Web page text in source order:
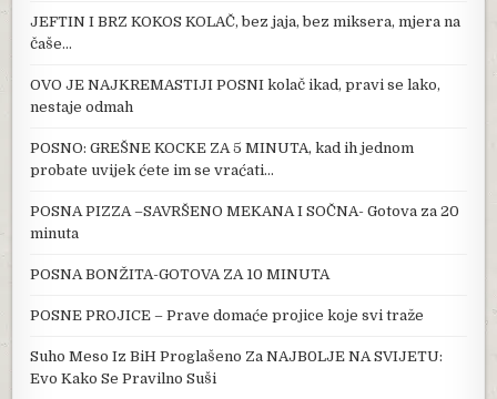
JEFTIN I BRZ KOKOS KOLAČ, bez jaja, bez miksera, mjera na
čaše…
OVO JE NAJKREMASTIJI POSNI kolač ikad, pravi se lako,
nestaje odmah
POSNO: GREŠNE KOCKE ZA 5 MINUTA, kad ih jednom
probate uvijek ćete im se vraćati…
POSNA PIZZA –SAVRŠENO MEKANA I SOČNA- Gotova za 20
minuta
POSNA BONŽITA-GOTOVA ZA 10 MINUTA
POSNE PROJICE – Prave domaće projice koje svi traže
Suho Meso Iz BiH Proglašeno Za NAJB0LJE NA SVIJETU:
Evo Kako Se Pravilno Suši